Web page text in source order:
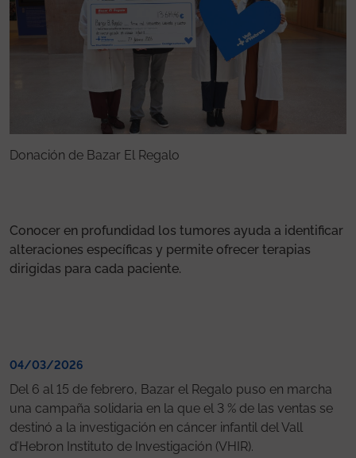
Donación de Bazar El Regalo
Conocer en profundidad los tumores ayuda a identificar
alteraciones específicas y permite ofrecer terapias
dirigidas para cada paciente.
04/03/2026
Del 6 al 15 de febrero, Bazar el Regalo puso en marcha
una campaña solidaria en la que el 3 % de las ventas se
destinó a la investigación en cáncer infantil del Vall
d’Hebron Instituto de Investigación (VHIR).